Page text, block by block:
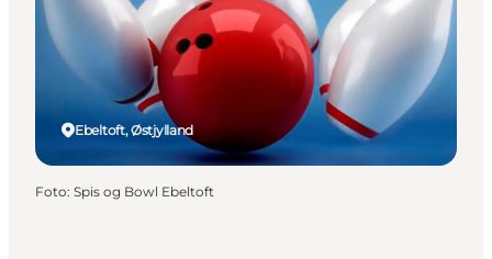
Planlæg ferien
Transport
Ebeltoft, Østjylland
Foto: Spis og Bowl Ebeltoft